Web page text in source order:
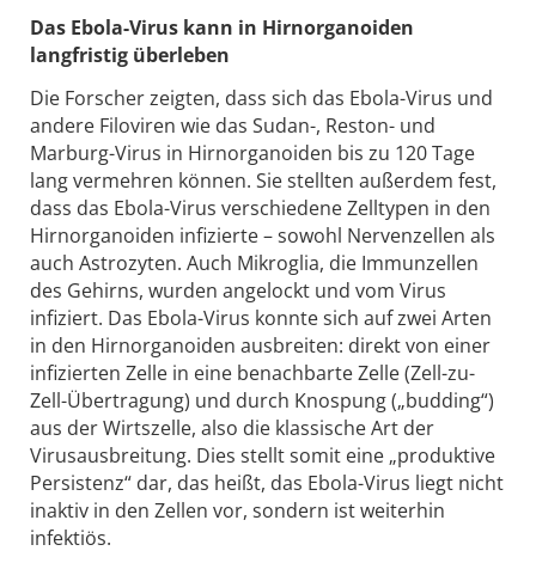
Das Ebola-Virus kann in Hirnorganoiden
langfristig überleben
Die Forscher zeigten, dass sich das Ebola-Virus und
andere Filoviren wie das Sudan-, Reston- und
Marburg-Virus in Hirnorganoiden bis zu 120 Tage
lang vermehren können. Sie stellten außerdem fest,
dass das Ebola-Virus verschiedene Zelltypen in den
Hirnorganoiden infizierte – sowohl Nervenzellen als
auch Astrozyten. Auch Mikroglia, die Immunzellen
des Gehirns, wurden angelockt und vom Virus
infiziert. Das Ebola-Virus konnte sich auf zwei Arten
in den Hirnorganoiden ausbreiten: direkt von einer
infizierten Zelle in eine benachbarte Zelle (Zell-zu-
Zell-Übertragung) und durch Knospung („budding“)
aus der Wirtszelle, also die klassische Art der
Virusausbreitung. Dies stellt somit eine „produktive
Persistenz“ dar, das heißt, das Ebola-Virus liegt nicht
inaktiv in den Zellen vor, sondern ist weiterhin
infektiös.